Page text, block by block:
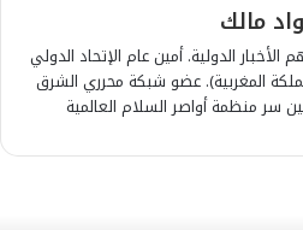
مالك
الدولية. أمين عام الإتحاد الدولي
المغربية). عضو شبكة محرري الشرق
سر منظمة أواصر السلام العالمية